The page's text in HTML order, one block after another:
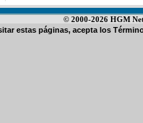
© 2000-2026 HGM
estas páginas, acepta los